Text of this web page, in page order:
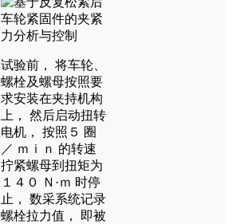
试验前， 将车轮、
螺栓及螺母按照要
求安装在夹持机构
上， 然后启动扭转
电机， 按照５ 圈
／ ｍｉｎ 的转速
拧紧螺母到扭矩为
１４０ Ｎ·ｍ 时停
止， 数采系统记录
螺栓拉力值， 即被